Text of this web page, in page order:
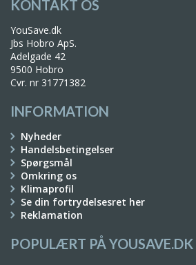
KONTAKT OS
YouSave.dk
Jbs Hobro ApS.
Adelgade 42
9500 Hobro
Cvr. nr 31771382
INFORMATION
Nyheder
Handelsbetingelser
Spørgsmål
Omkring os
Klimaprofil
Se din fortrydelsesret her
Reklamation
POPULÆRT PÅ YOUSAVE.DK